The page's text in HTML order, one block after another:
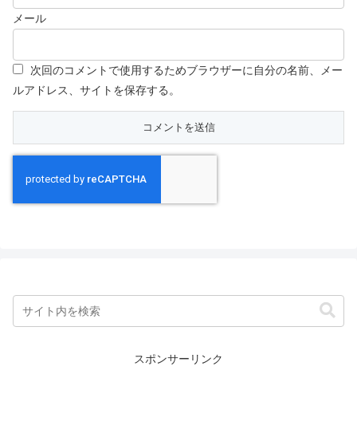
メール
次回のコメントで使用するためブラウザーに自分の名前、メー
ルアドレス、サイトを保存する。
スポンサーリンク